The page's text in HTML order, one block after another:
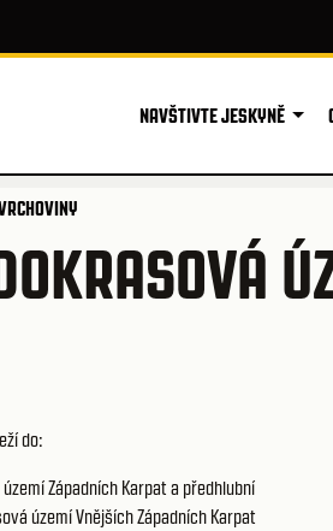
NAVŠTIVTE JESKYNĚ
do:
Západních Karpat a předhlubní
území Vnějších Západních Karpat